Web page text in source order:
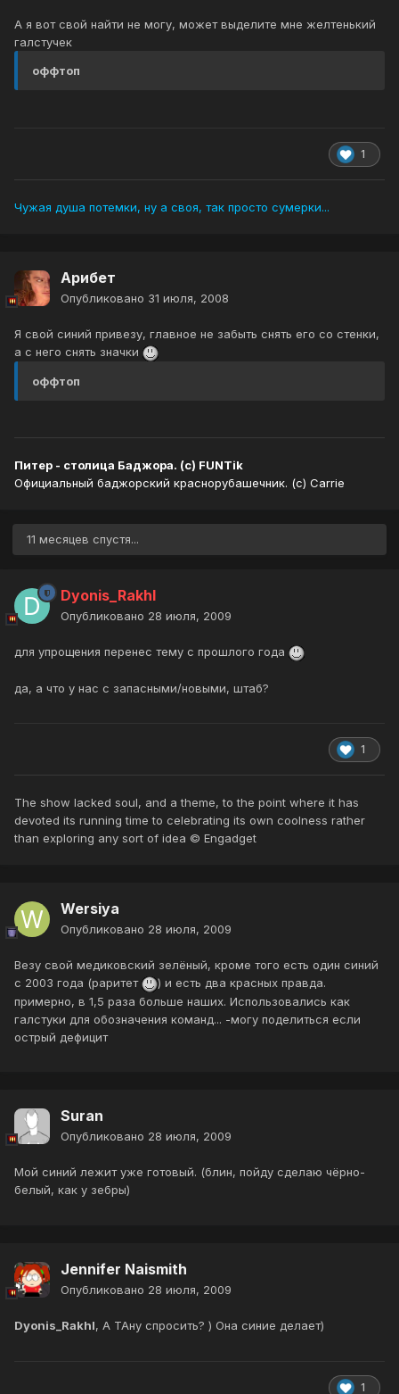
А я вот свой найти не могу, может выделите мне желтенький
галстучек
оффтоп
1
Чужая душа потемки, ну а своя, так просто сумерки...
Арибет
Опубликовано 31 июля, 2008
Я свой синий привезу, главное не забыть снять его со стенки,
а с него снять значки
оффтоп
Питер - столица Баджора. (с) FUNTik
Официальный баджорский краснорубашечник. (с) Carrie
11 месяцев спустя...
Dyonis_Rakhl
Опубликовано 28 июля, 2009
для упрощения перенес тему с прошлого года
да, а что у нас с запасными/новыми, штаб?
1
The show lacked soul, and a theme, to the point where it has
devoted its running time to celebrating its own coolness rather
than exploring any sort of idea © Engadget
Wersiya
Опубликовано 28 июля, 2009
Везу свой медиковский зелёный, кроме того есть один синий
с 2003 года (раритет
) и есть два красных правда.
примерно, в 1,5 раза больше наших. Использовались как
галстуки для обозначения команд... -могу поделиться если
острый дефицит
Suran
Опубликовано 28 июля, 2009
Мой синий лежит уже готовый. (блин, пойду сделаю чёрно-
белый, как у зебры)
Jennifer Naismith
Опубликовано 28 июля, 2009
Dyonis_Rakhl, А ТАну спросить? ) Она синие делает)
1